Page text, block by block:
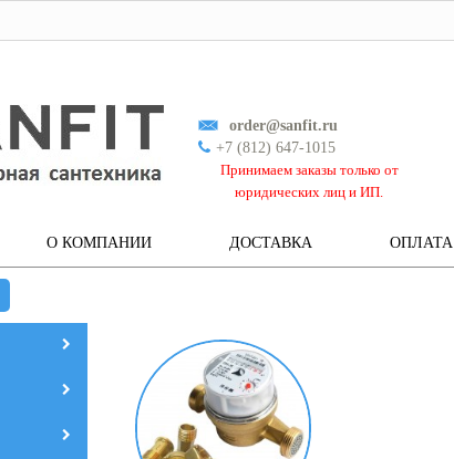
order@sanfit.ru
+7 (812) 647-1015
Принимаем заказы только от
юридических лиц и ИП.
О КОМПАНИИ ДОСТАВКА ОПЛАТА